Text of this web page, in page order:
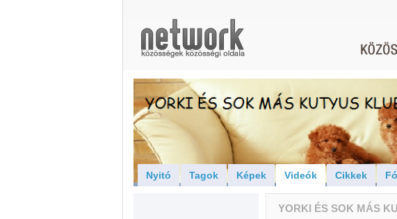
Nyitó Tagok Képek Videók Cikkek
YORKI ÉS SOK MÁS